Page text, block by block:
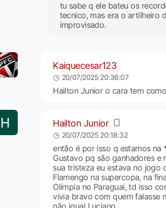
tu sabe q ele bateu os
tecnico, mas era o artilheiro
improvisado.
Kaiquecesar123
20/07/2025 20:36:07
Hailton Junior o cara tem
Hailton Junior
20/07/2025 20:18:32
então é por isso q estamos
Gustavo pq são ganhadores e
sua tristeza eu estava no jogo
Flamengo na supercopa, na
Olímpia no Paraguai, td isso
vivia bravo com quem falasse